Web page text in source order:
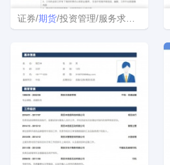
证券/期货/投资管理/服务求职简历模板